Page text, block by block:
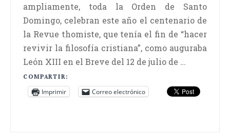
ampliamente, toda la Orden de Santo
Domingo, celebran este año el centenario de
la Revue thomiste, que tenía el fin de “hacer
revivir la filosofía cristiana”, como auguraba
León XIII en el Breve del 12 de julio de …
COMPARTIR:
Imprimir Correo electrónico